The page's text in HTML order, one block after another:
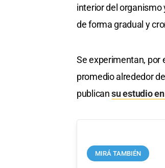
interior del organismo
de forma gradual y
Se experimentan, por
promedio alrededor
publicansu estudio
MIRÁ TAMBIÉN